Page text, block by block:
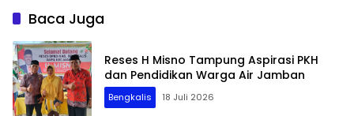
Baca Juga
Reses H Misno Tampung Aspirasi PKH
dan Pendidikan Warga Air Jamban
Bengkalis 18 Juli 2026